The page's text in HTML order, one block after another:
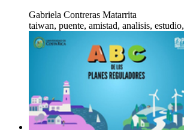
Gabriela Contreras Matarrita
taiwan, puente, amistad, analisis,